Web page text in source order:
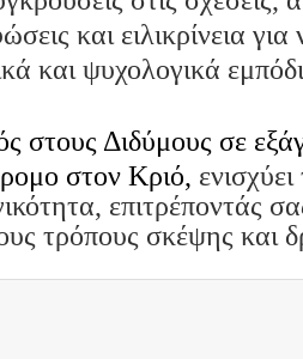
και ειλικρίνεια
και ψυχολογικά
στους Διδύμους σε
στον Κριό,
επιτρέποντάς
τρόπους σκέψης και